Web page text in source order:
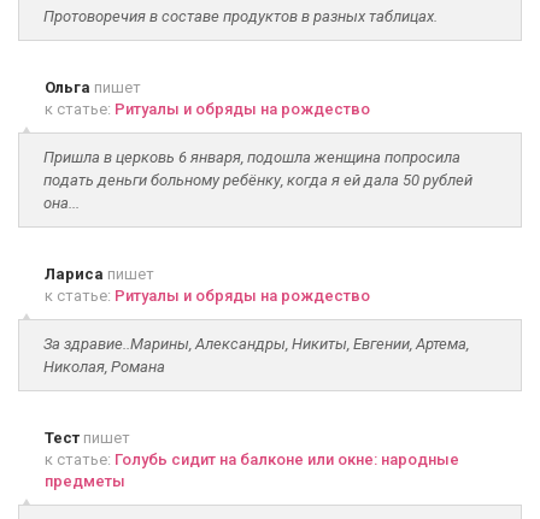
Протоворечия в составе продуктов в разных таблицах.
Ольга пишет
к статье: Ритуалы и обряды на рождество
Пришла в церковь 6 января, подошла женщина попросила
подать деньги больному ребёнку, когда я ей дала 50 рублей
она...
Лариса пишет
к статье: Ритуалы и обряды на рождество
За здравие..Марины, Александры, Никиты, Евгении, Артема,
Николая, Романа
Тест пишет
к статье: Голубь сидит на балконе или окне: народные
предметы